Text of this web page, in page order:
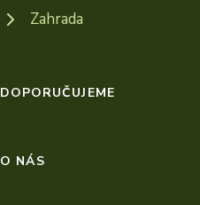
Zahrada
DOPORUČUJEME
O NÁS